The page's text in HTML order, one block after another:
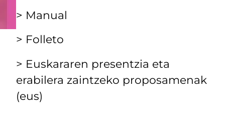
> Manual
> Folleto
> Euskararen presentzia eta
erabilera zaintzeko proposamenak
(eus)